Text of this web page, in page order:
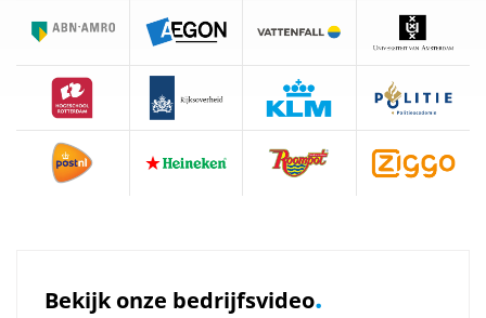
Bekijk onze bedrijfsvideo.